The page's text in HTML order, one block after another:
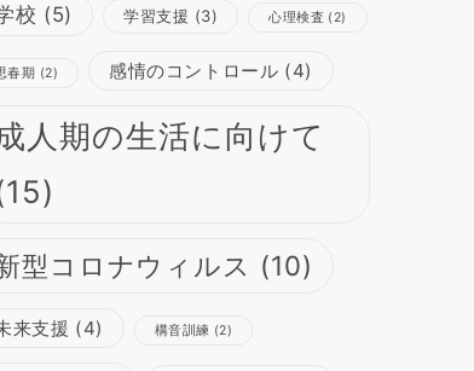
校 (5) 学習支援 (3) 心理検査 (2)
春期 (2) 感情のコントロール (4)
人期の生活に向けて
型コロナウィルス (10)
来支援 (4) 構音訓練 (2)